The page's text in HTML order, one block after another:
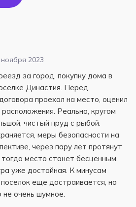
ноября 2023
за город, покупку дома в
Династия. Перед
проехал на место, оценил
Реально, кругом
чистый пруд с рыбой.
меры безопасности на
через пару лет протянут
место станет бесценным.
уже достойная. К минусам
еще достраивается, но
не очень шумное.